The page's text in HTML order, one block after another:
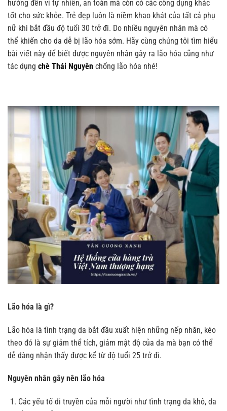
hướng đến vì tự nhiên, an toàn mà còn có các công dụng khác
tốt cho sức khỏe. Trẻ đẹp luôn là niềm khao khát của tất cả phụ
nữ khi bắt đầu độ tuổi 30 trở đi. Do nhiều nguyên nhân mà có
thể khiến cho da dễ bị lão hóa sớm. Hãy cùng chúng tôi tìm hiểu
bài viết này để biết được nguyên nhân gây ra lão hóa cũng như
tác dụng chè Thái Nguyên chống lão hóa nhé!
Lão hóa là gì?
Lão hóa là tình trạng da bắt đầu xuất hiện những nếp nhăn, kéo
theo đó là sự giảm thể tích, giảm mật độ của da mà bạn có thể
dễ dàng nhận thấy được kể từ độ tuổi 25 trở đi.
Nguyên nhân gây nên lão hóa
Các yếu tố di truyền của mỗi người như tình trạng da khô, da